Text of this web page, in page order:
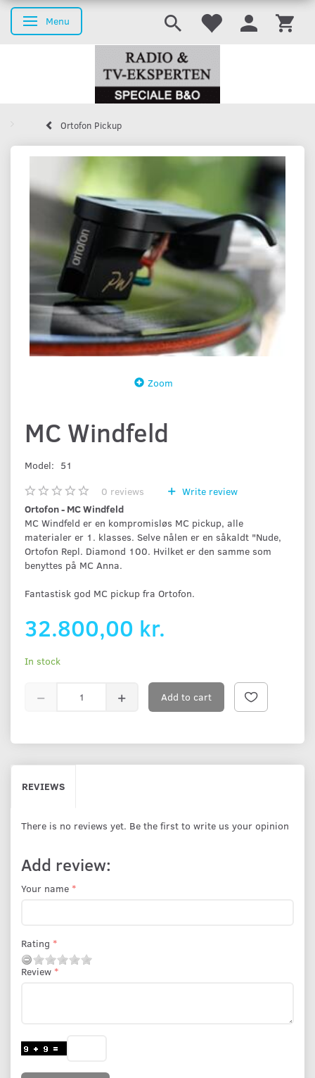
Toggle navigation
Menu
Ortofon Pickup
Zoom
MC Windfeld
Model: 51
0 reviews
Write review
Ortofon - MC Windfeld
MC Windfeld er en kompromisløs MC pickup, alle
materialer er 1. klasses. Selve nålen er en såkaldt "Nude,
Ortofon Repl. Diamond 100. Hvilket er den samme som
benyttes på MC Anna.
Fantastisk god MC pickup fra Ortofon.
32.800,00 kr.
In stock
Add to cart
REVIEWS
There is no reviews yet. Be the first to write us your opinion
Add review:
Your name
Rating
Review